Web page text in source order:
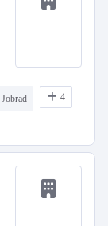
Jobrad 4